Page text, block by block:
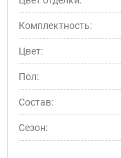
Комплектность:
Цвет:
Пол:
Состав:
Сезон: